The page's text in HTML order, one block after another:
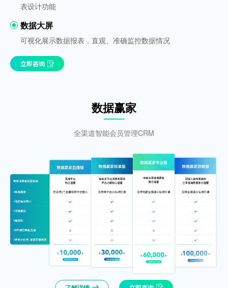
表设计功能
数据大屏
可视化展示数据报表，直观、准确监控数据情况
立即咨询
数据赢家
全渠道智能会员管理CRM